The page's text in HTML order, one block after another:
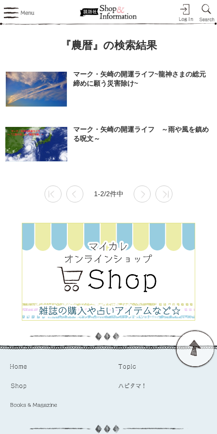
『農暦』の検索結果
マーク・矢崎の開運ライフ~龍神さまの総元
締めに願う災害除け~
マーク・矢崎の開運ライフ ～雨や風を鎮め
る呪文～
1-2/2件中